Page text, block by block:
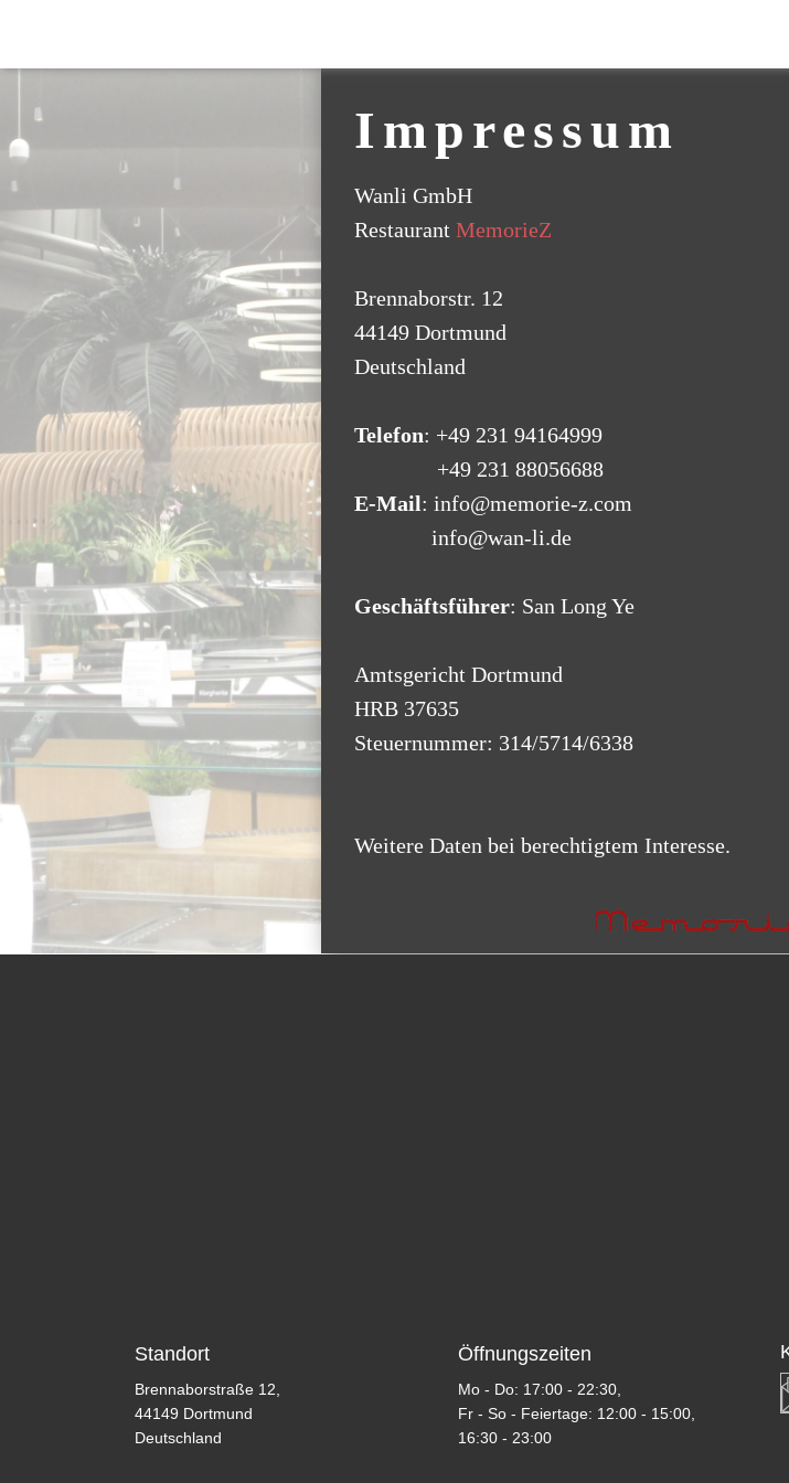
Impressum
Wanli GmbH
RestaurantMemorieZ
Brennaborstr. 12
44149 Dortmund
Deutschland
Telefon: +49 231 94164999
+49 231 88056688
E-Mail: info@memorie-z.com
info@wan-li.de
Geschäftsführer: San Long Ye
Amtsgericht Dortmund
HRB ​37635
Steuernummer: 314/5714/6338
Weitere Daten bei berechtigtem Interesse.
Standort
Brennaborstraße 12,
44149 Dortmund
Deutschland
Öffnungszeiten
Mo - Do: 17:00 - 22:30,
Fr - So - Feiertage: 12:00 - 15:00,
16:30 - 23:00